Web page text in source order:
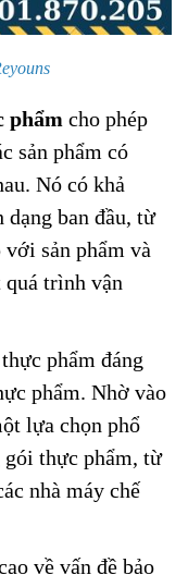
phẩm cho phép
sản phẩm có
Nó có khả
ban đầu, từ
sản phẩm và
trình vận
phẩm đáng
phẩm. Nhờ vào
lựa chọn phổ
gói thực phẩm, từ
nhà máy chế
về vấn đề bảo